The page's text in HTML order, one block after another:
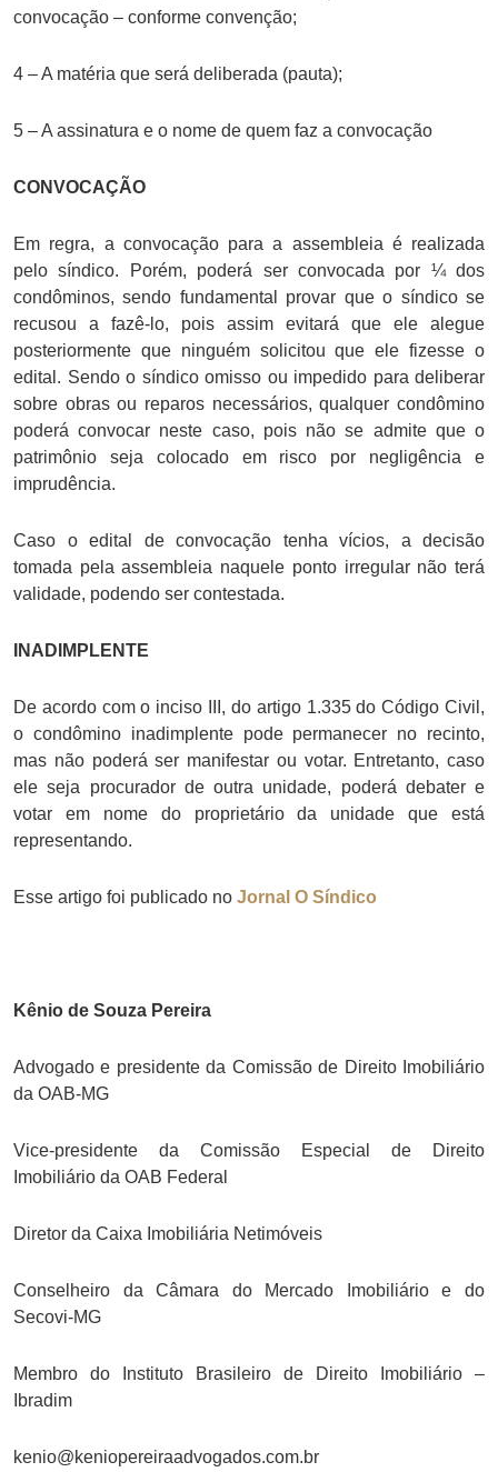
convocação – conforme convenção;
4 – A matéria que será deliberada (pauta);
5 – A assinatura e o nome de quem faz a convocação
CONVOCAÇÃO
Em regra, a convocação para a assembleia é realizada
pelo síndico. Porém, poderá ser convocada por ¼ dos
condôminos, sendo fundamental provar que o síndico se
recusou a fazê-lo, pois assim evitará que ele alegue
posteriormente que ninguém solicitou que ele fizesse o
edital. Sendo o síndico omisso ou impedido para deliberar
sobre obras ou reparos necessários, qualquer condômino
poderá convocar neste caso, pois não se admite que o
patrimônio seja colocado em risco por negligência e
imprudência.
Caso o edital de convocação tenha vícios, a decisão
tomada pela assembleia naquele ponto irregular não terá
validade, podendo ser contestada.
INADIMPLENTE
De acordo com o inciso III, do artigo 1.335 do Código Civil,
o condômino inadimplente pode permanecer no recinto,
mas não poderá ser manifestar ou votar. Entretanto, caso
ele seja procurador de outra unidade, poderá debater e
votar em nome do proprietário da unidade que está
representando.
Esse artigo foi publicado no Jornal O Síndico
Kênio de Souza Pereira
Advogado e presidente da Comissão de Direito Imobiliário
da OAB-MG
Vice-presidente da Comissão Especial de Direito
Imobiliário da OAB Federal
Diretor da Caixa Imobiliária Netimóveis
Conselheiro da Câmara do Mercado Imobiliário e do
Secovi-MG
Membro do Instituto Brasileiro de Direito Imobiliário –
Ibradim
kenio@keniopereiraadvogados.com.br